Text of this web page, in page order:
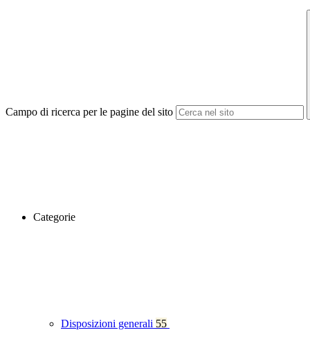
Campo di ricerca per le pagine del sito
Categorie
Disposizioni generali 55